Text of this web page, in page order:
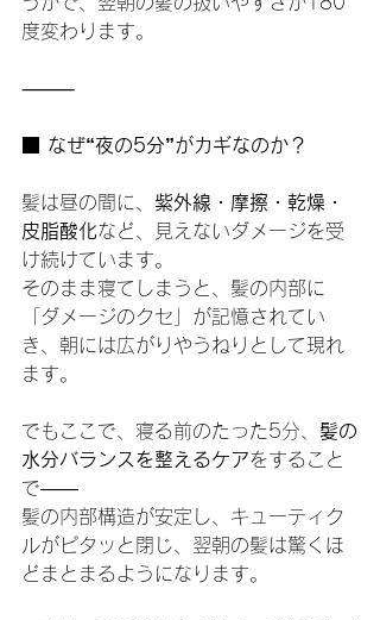
度変わります。
⸻
■ なぜ“夜の5分”がカギなのか？
髪は昼の間に、 紫外線・摩擦・乾燥・
皮脂酸化など、見えないダメージを受
け続けています。
そのまま寝てしまうと、髪の内部に
「ダメージのクセ」が記憶されてい
き、朝には広がりやうねりとして現れ
ます。
でもここで、寝る前のたった5分、 髪の
水分バランスを整えるケアをすること
で――
髪の内部構造が安定し、キューティク
ルがピタッと閉じ、翌朝の髪は驚くほ
どまとまるようになります。